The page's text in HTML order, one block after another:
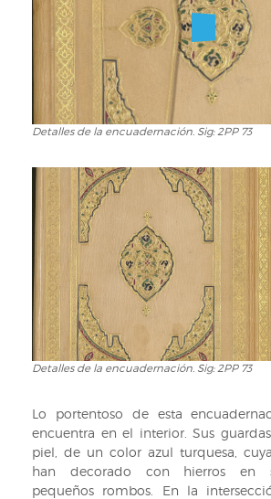
Detalles
la
encuadernación.
Sig:
2PP
73
Detalles de la encuadernación. Sig: 2PP 73
Detalles
la
encuadernación.
Sig:
2PP
73
Detalles de la encuadernación. Sig: 2PP 73
Lo portentoso de esta
encuentra en el interior. Sus
piel, de un color azul turquesa,
han decorado con hierros en
pequeños rombos. En la